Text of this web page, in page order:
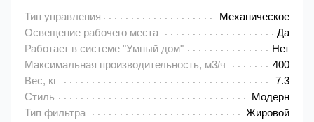
Тип управления
Механическое
Освещение рабочего места
Да
Работает в системе "Умный дом"
Нет
Максимальная производительность, м3/ч
400
Вес, кг
7.3
Стиль
Модерн
Тип фильтра
Жировой